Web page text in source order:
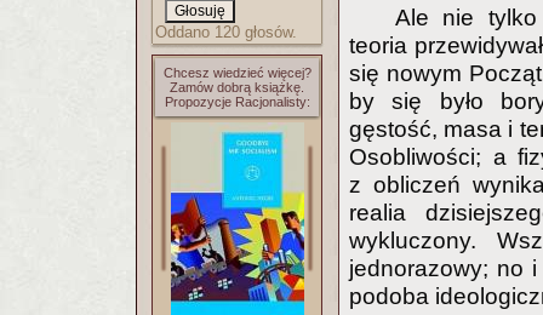
Oddano 120 głosów.
Chcesz wiedzieć więcej?
Zamów dobrą książkę.
Propozycje Racjonalisty:
Ale nie
teoria
się nowym
by się było
gęstość, masa i
Osobliwości; a
z obliczeń
realia
wykluczony.
jednorazowy; no
podoba